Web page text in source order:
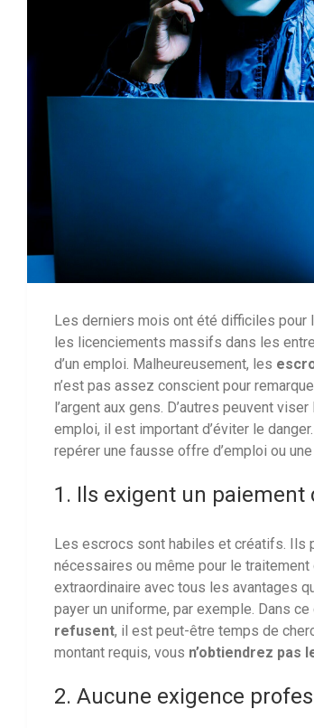
Les derniers mois ont été difficiles pour
les licenciements massifs dans les
d’un emploi. Malheureusement, les
n’est pas assez conscient pour
l’argent aux gens. D’autres peuvent
emploi, il est important d’éviter le
repérer une fausse offre d’emploi ou une
1. Ils exigent un paiement
Les escrocs sont habiles et créatifs. Ils
nécessaires ou même pour le traitement
extraordinaire avec tous les avantages
payer un uniforme, par exemple. Dans
refusent, il est peut-être temps de
montant requis, vous n’obtiendrez pas
2. Aucune exigence